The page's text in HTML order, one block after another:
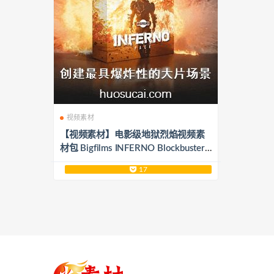
视频素材
【视频素材】电影级地狱烈焰视频素
材包 Bigfilms INFERNO Blockbuster
17